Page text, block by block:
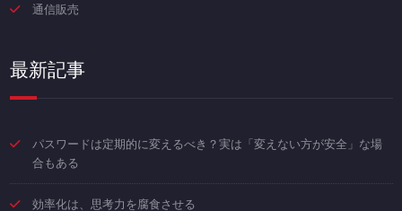
通信販売
最新記事
パスワードは定期的に変えるべき？実は「変えない方が安全」な場
合もある
効率化は、思考力を腐食させる